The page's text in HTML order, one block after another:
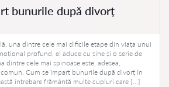
bunurile după divorț
una dintre cele mai dificile etape din viața unui
profund, el aduce cu sine și o serie de
dintre cele mai spinoase este, adesea,
Cum se împart bunurile după divorț în
întrebare frământă multe cupluri care […]